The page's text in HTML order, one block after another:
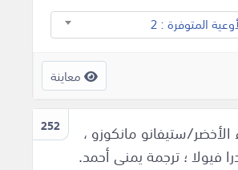
المتوفرة : 2
معاينة
252
الأخضر/ستيفانو مانكوزو ،
فيولا ؛ ترجمة يمنى أحمد.